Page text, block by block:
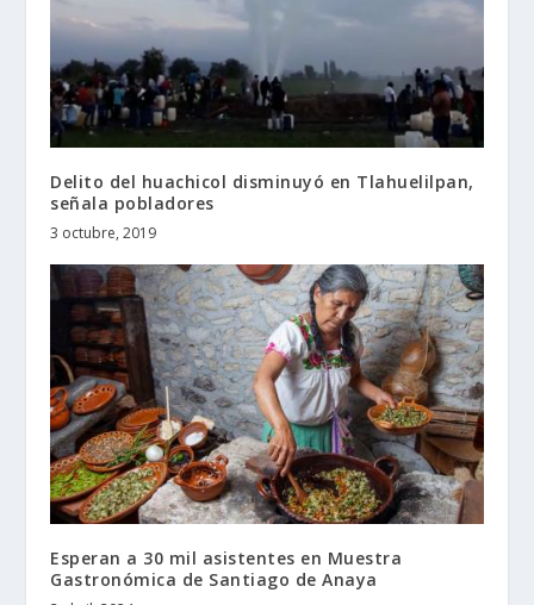
Delito del huachicol disminuyó en Tlahuelilpan,
señala pobladores
3 octubre, 2019
Esperan a 30 mil asistentes en Muestra
Gastronómica de Santiago de Anaya